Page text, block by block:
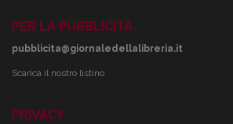
PER LA PUBBLICITÀ
pubblicita@giornaledellalibreria.it
Scarica il nostro listino
PRIVACY